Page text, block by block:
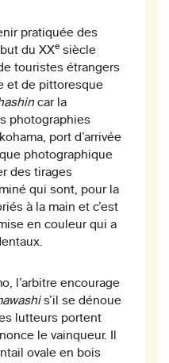
pratiquée des
du XXe siècle
touristes étrangers
et de pittoresque
car la
photographies
port d’arrivée
photographique
des tirages
qui sont, pour la
à la main et c’est
en couleur qui a
l’arbitre encourage
s’il se dénoue
lutteurs portent
le vainqueur. Il
ovale en bois